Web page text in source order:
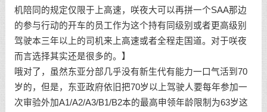
机陪同的规定仅限于上高速，咲夜大可以再拼一个SAA那边
的参与行动的开车的员工作为这个持有同级别或者更高级别
驾驶本三年以上的司机来上高速或者全程走国道。对于咲夜
而言选择其实还是很多的。】
哦对了，虽然东亚分部几乎没有新生代有能力一口气活到70
岁的，但是，东亚政府依旧把70岁以上驾驶人要每年参加一
次审验外加A1/A2/A3/B1/B2本的最高申领年龄限制为63岁这